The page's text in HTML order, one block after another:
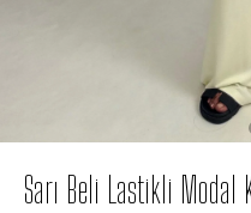
Sarı Beli Lastikli Modal